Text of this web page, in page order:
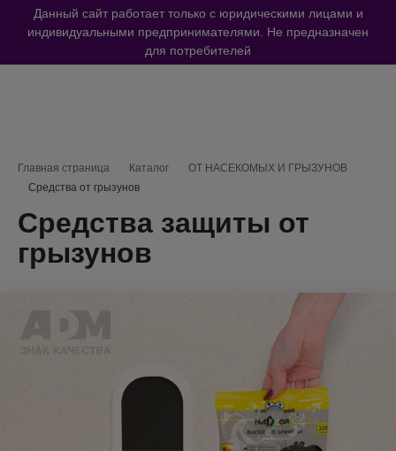
Данный сайт работает только с юридическими лицами и
индивидуальными предпринимателями. Не предназначен
для потребителей
Навигационная цепочка
Главная страница Каталог
ОТ НАСЕКОМЫХ И ГРЫЗУНОВ
Средства от грызунов
Средства защиты от
грызунов